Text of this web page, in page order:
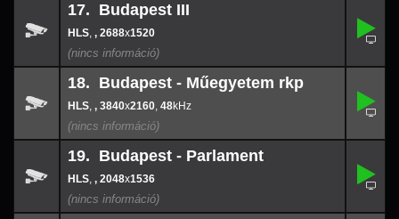
17.
17. Budapest III
, , 2688x1520
,
2688x
18.
18. Budapest - Műegyetem rkp
, , 3840x2160, 48
3840x
19.
19. Budapest - Parlament
, , 2048x1536
,
2048x